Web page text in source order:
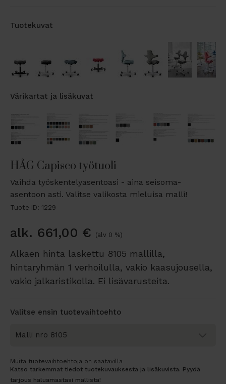
Tuotekuvat
Värikartat ja lisäkuvat
HÅG Capisco työtuoli
Vaihda työskentelyasentoasi - aina seisoma-
asentoon asti. Valitse valikosta mieluisa malli!
Tuote ID: 1229
alk. 661,00 € (alv 0 %)
Alkaen hinta laskettu 8105 mallilla,
hintaryhmän 1 verhoilulla, vakio kaasujousella,
vakio jalkaristikolla. Ei lisävarusteita.
Valitse ensin tuotevaihtoehto
Muita tuotevaihtoehtoja on saatavilla
Katso tarkemmat tiedot tuotekuvauksesta ja lisäkuvista. Pyydä
tarjous haluamastasi mallista!